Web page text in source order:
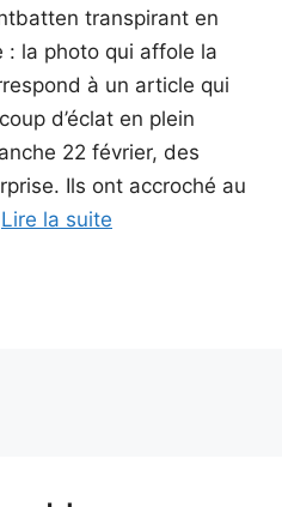
transpirant en
la photo qui affole la
à un article qui
d’éclat en plein
22 février, des
Ils ont accroché au
Lire la suite